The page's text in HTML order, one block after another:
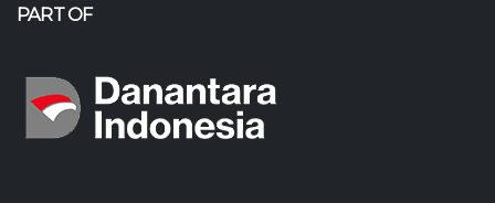
PART OF